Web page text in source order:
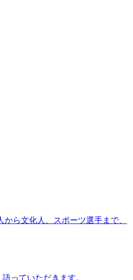
ら文化人、スポーツ選手まで、
っていただきます。